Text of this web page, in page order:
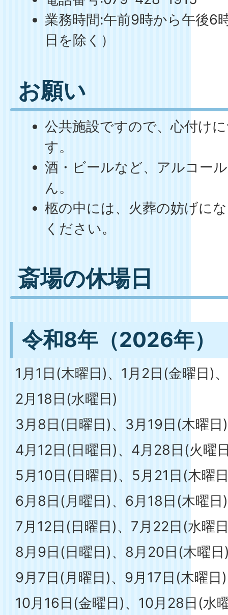
業務時間:午前9時から午後6
日を除く）
お願い
公共施設ですので、心付け
す。
酒・ビールなど、アルコー
ん。
柩の中には、火葬の妨げに
ください。
斎場の休場日
令和8年（2026年）
1月1日(木曜日)、1月2日(金曜日)
2月18日(水曜日)
3月8日(日曜日)、3月19日(木曜日)
4月12日(日曜日)、4月28日(火曜
5月10日(日曜日)、5月21日(木曜
6月8日(月曜日)、6月18日(木曜日)
7月12日(日曜日)、7月22日(水曜
8月9日(日曜日)、8月20日(木曜日
9月7日(月曜日)、9月17日(木曜日)
10月16日(金曜日)、10月28日(水